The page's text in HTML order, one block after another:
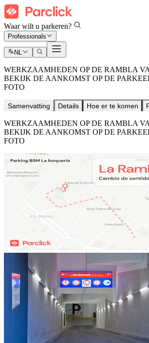
Waar wilt u parkeren?
Professionals
NL
WERKZAAMHEDEN OP DE RAMBLA
BEKIJK DE AANKOMST OP DE
FOTO
Samenvatting Details Hoe er te komen
WERKZAAMHEDEN OP DE RAMBLA
BEKIJK DE AANKOMST OP DE
FOTO